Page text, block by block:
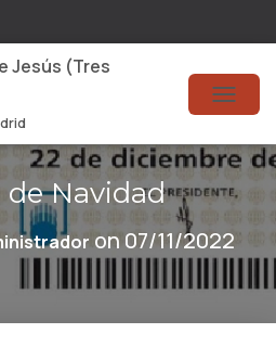
Jesús (Tres
T
O
G
G
L
E
N
Navidad
on 07/11/2022